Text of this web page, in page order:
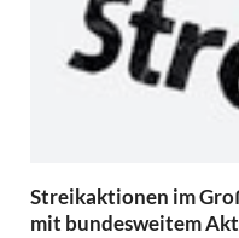
Streikaktionen im
mit bundesweitem